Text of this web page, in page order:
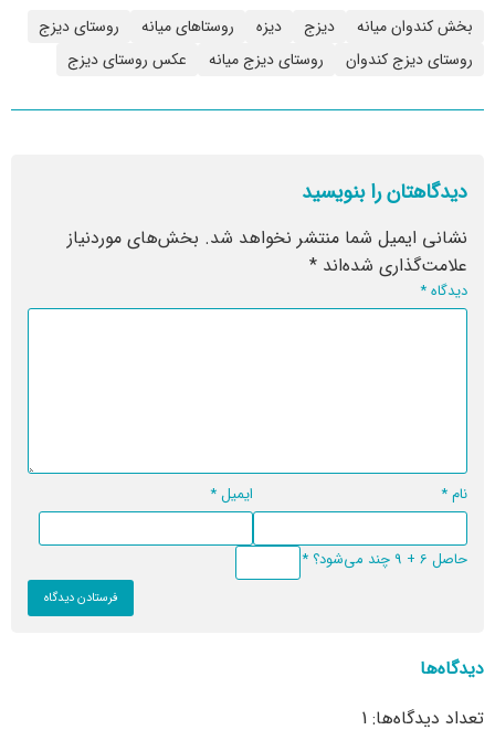
بخش کندوان میانه دیزج دیزه روستاهای میانه
روستای دیزج
روستای دیزج کندوان
روستای دیزج میانه عکس روستای دیزج
دیدگاهتان را بنویسید
نشانی ایمیل شما منتشر نخواهد شد. بخش‌های موردنیاز
علامت‌گذاری شده‌اند *
دیدگاه*
نام* ایمیل*
حاصل 6 + 9 چند می‌شود؟ *
دیدگاه‌ها
تعداد دیدگاه‌ها: 1